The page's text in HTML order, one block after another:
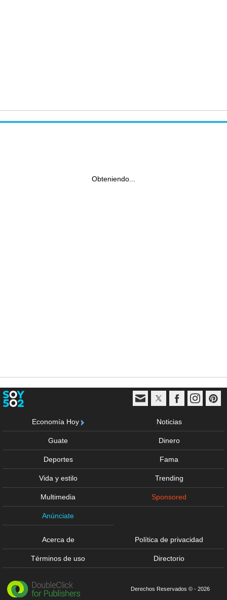
Obteniendo...
Economía Hoy Noticias
Guate Dinero
Deportes Fama
Vida y estilo Trending
Multimedia Sponsored
Anúnciate
Acerca de Política de privacidad
Términos de uso Directorio
Derechos Reservados © - 2026